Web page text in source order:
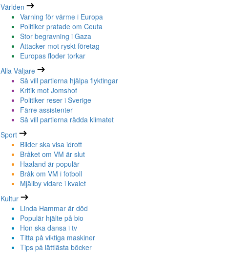
Världen
Varning för värme i Europa
Politiker pratade om Ceuta
Stor begravning i Gaza
Attacker mot ryskt företag
Europas floder torkar
Alla Väljare
Så vill partierna hjälpa flyktingar
Kritik mot Jomshof
Politiker reser i Sverige
Färre assistenter
Så vill partierna rädda klimatet
Sport
Bilder ska visa idrott
Bråket om VM är slut
Haaland är populär
Bråk om VM i fotboll
Mjällby vidare i kvalet
Kultur
Linda Hammar är död
Populär hjälte på bio
Hon ska dansa i tv
Titta på viktiga maskiner
Tips på lättlästa böcker